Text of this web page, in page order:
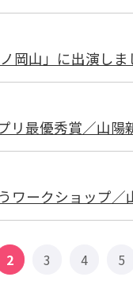
岡山」に出演しま
最優秀賞／山陽
ークショップ／
2 3 4 5